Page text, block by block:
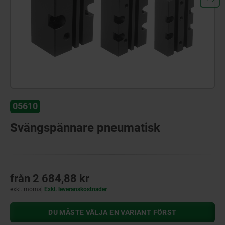
05610
Svängspännare pneumatisk
från 2 684,88 kr
exkl. moms Exkl. leveranskostnader
DU MÅSTE VÄLJA EN VARIANT FÖRST